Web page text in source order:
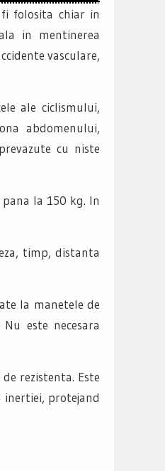
folosita chiar in
in mentinerea
vasculare,
ale ciclismului,
abdomenului,
cu niste
la 150 kg. In
timp, distanta
la manetele de
este necesara
rezistenta. Este
inertiei, protejand